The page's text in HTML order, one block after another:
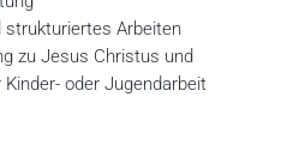
strukturiertes Arbeiten
zu Jesus Christus und
oder Jugendarbeit